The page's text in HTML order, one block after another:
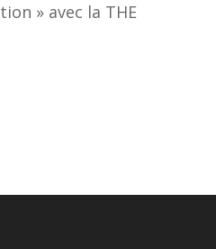
» avec la THE